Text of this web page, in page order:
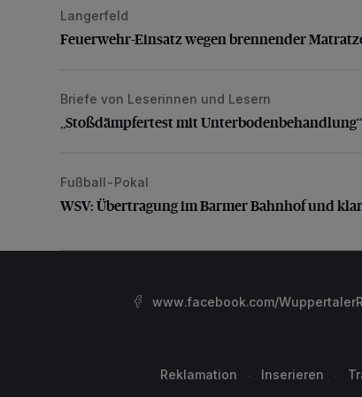
Feuerwehr-Einsatz wegen brennender Matratze
Langerfeld
Feuerwehr-Einsatz wegen brennender
„Stoßdämpfertest mit Unterbodenbehandlung“
Briefe von Leserinnen und Lesern
„Stoßdämpfertest mit Unterbodenbehandlung“
WSV: Übertragung im Barmer Bahnhof und
Fußball-Pokal
WSV: Übertragung im Barmer Bahnhof und
www.facebook.com/
Reklamation Inserieren